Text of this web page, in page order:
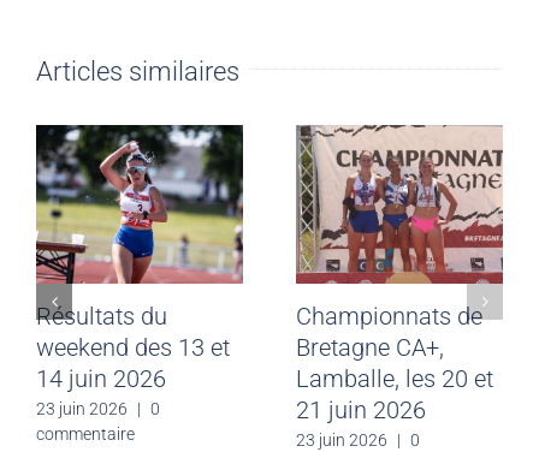
Articles similaires
Résultats du
weekend des 13 et
14 juin 2026
23 juin 2026 | 0
commentaire
Championnats de
Bretagne CA+,
Lamballe, les 20 et
21 juin 2026
23 juin 2026 | 0